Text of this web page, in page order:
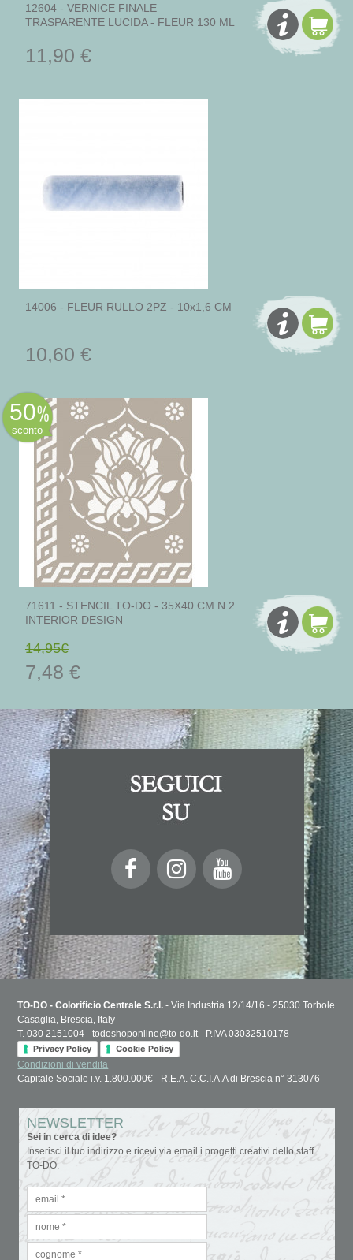
12604 - VERNICE FINALE
TRASPARENTE LUCIDA - FLEUR 130 ML
11,90 €
14006 - FLEUR RULLO 2PZ - 10x1,6 CM
10,60 €
50
sconto
71611 - STENCIL TO-DO - 35X40 CM N.2
INTERIOR DESIGN
14,95€
7,48 €
TO-DO - Colorificio Centrale S.r.l. - Via Industria 12/14/16 - 25030 Torbole
Casaglia, Brescia, Italy
T. 030 2151004 - todoshoponline@to-do.it - P.IVA 03032510178
Privacy Policy
Cookie Policy
Condizioni di vendita
Capitale Sociale i.v. 1.800.000€ - R.E.A. C.C.I.A.A di Brescia n° 313076
NEWSLETTER
Sei in cerca di idee?
Inserisci il tuo indirizzo e ricevi via email i progetti creativi dello staff
TO-DO.